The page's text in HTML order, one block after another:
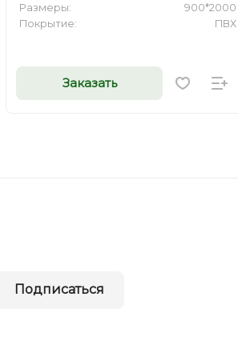
Размеры:
900*2000
Покрытие:
ПВХ
Заказать
Подписаться